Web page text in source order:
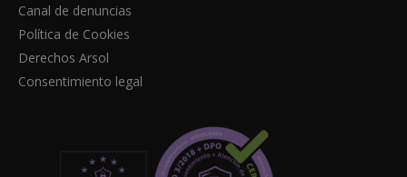
Canal de denuncias
Política de Cookies
Derechos Arsol
Consentimiento legal